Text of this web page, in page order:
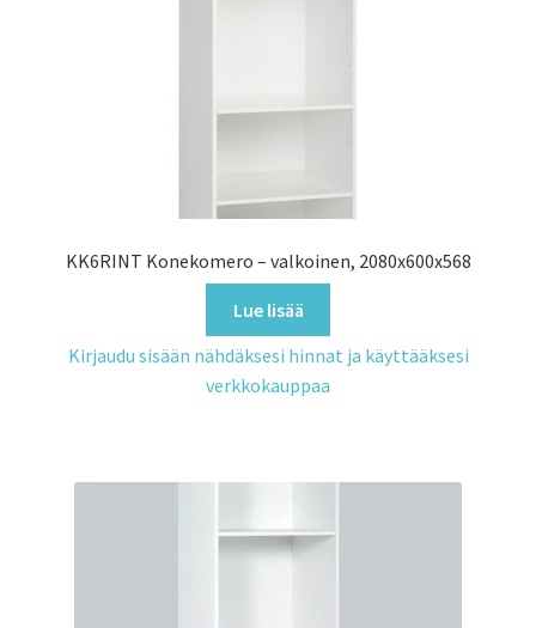
KK6RINT Konekomero – valkoinen, 2080x600x568
Lue lisää
Kirjaudu sisään nähdäksesi hinnat ja käyttääksesi
verkkokauppaa